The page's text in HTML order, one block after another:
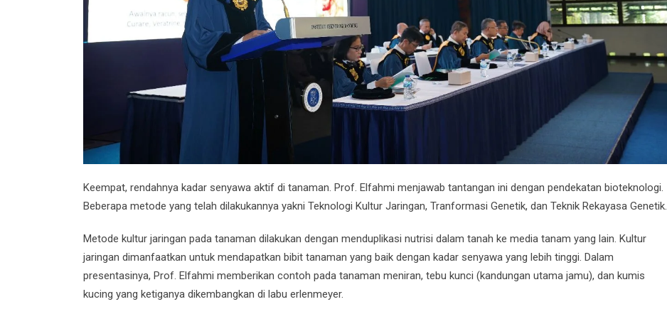
Keempat, rendahnya kadar senyawa aktif di tanaman. Prof. Elfahmi menjawab tantangan ini dengan pendekatan bioteknologi.
Beberapa metode yang telah dilakukannya yakni Teknologi Kultur Jaringan, Tranformasi Genetik, dan Teknik Rekayasa Genetik.
Metode kultur jaringan pada tanaman dilakukan dengan menduplikasi nutrisi dalam tanah ke media tanam yang lain. Kultur
jaringan dimanfaatkan untuk mendapatkan bibit tanaman yang baik dengan kadar senyawa yang lebih tinggi. Dalam
presentasinya, Prof. Elfahmi memberikan contoh pada tanaman meniran, tebu kunci (kandungan utama jamu), dan kumis
kucing yang ketiganya dikembangkan di labu erlenmeyer.